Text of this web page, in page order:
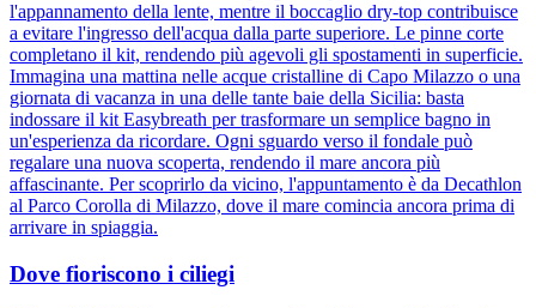
l'appannamento della lente, mentre il boccaglio dry-top contribuisce
a evitare l'ingresso dell'acqua dalla parte superiore. Le pinne corte
completano il kit, rendendo più agevoli gli spostamenti in superficie.
Immagina una mattina nelle acque cristalline di Capo Milazzo o una
giornata di vacanza in una delle tante baie della Sicilia: basta
indossare il kit Easybreath per trasformare un semplice bagno in
un'esperienza da ricordare. Ogni sguardo verso il fondale può
regalare una nuova scoperta, rendendo il mare ancora più
affascinante. Per scoprirlo da vicino, l'appuntamento è da Decathlon
al Parco Corolla di Milazzo, dove il mare comincia ancora prima di
arrivare in spiaggia.
Dove fioriscono i ciliegi